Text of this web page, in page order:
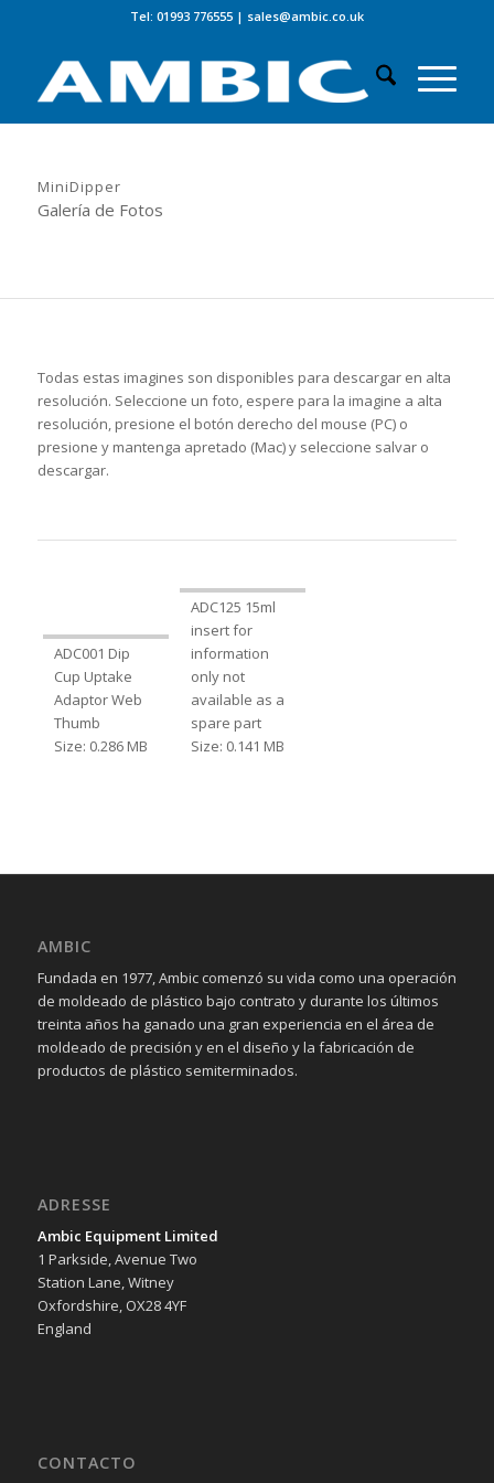
Tel: 01993 776555| sales@ambic.co.uk
MiniDipper
Galería de Fotos
Todas estas imagines son disponibles para descargar en alta
resolución. Seleccione un foto, espere para la imagine a alta
resolución, presione el botón derecho del mouse (PC) o
presione y mantenga apretado (Mac) y seleccione salvar o
descargar.
ADC001 Dip
Cup Uptake
Adaptor Web
Thumb
Size: 0.286 MB
ADC125 15ml
insert for
information
only not
available as a
spare part
Size: 0.141 MB
AMBIC
Fundada en 1977, Ambic comenzó su vida como una operación
de moldeado de plástico bajo contrato y durante los últimos
treinta años ha ganado una gran experiencia en el área de
moldeado de precisión y en el diseño y la fabricación de
productos de plástico semiterminados.
ADRESSE
Ambic Equipment Limited
1 Parkside, Avenue Two
Station Lane, Witney
Oxfordshire, OX28 4YF
England
CONTACTO